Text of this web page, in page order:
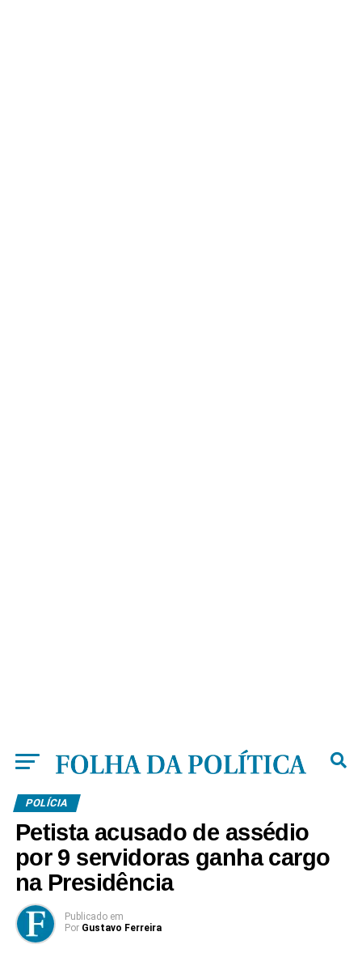
POLÍCIA
Petista acusado de assédio
por 9 servidoras ganha cargo
na Presidência
Publicado em
Por Gustavo Ferreira